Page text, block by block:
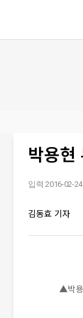
박용현
입력 2016-02-
김동효 기자
▲박용